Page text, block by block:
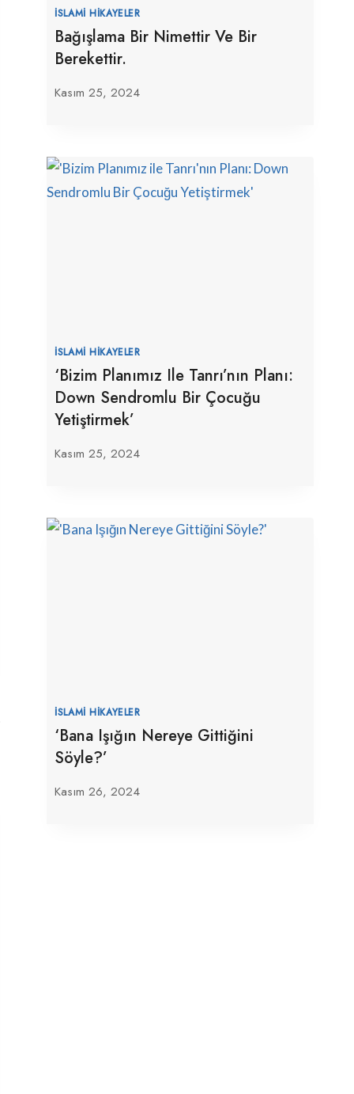
İSLAMI HIKAYELER
Bağışlama Bir Nimettir Ve Bir
Berekettir.
Kasım 25, 2024
İSLAMI HIKAYELER
‘Bizim Planımız Ile Tanrı’nın Planı:
Down Sendromlu Bir Çocuğu
Yetiştirmek’
Kasım 25, 2024
İSLAMI HIKAYELER
‘Bana Işığın Nereye Gittiğini
Söyle?’
Kasım 26, 2024